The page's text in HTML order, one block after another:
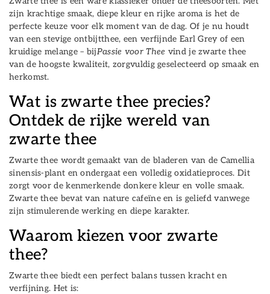
zijn krachtige smaak, diepe kleur en rijke aroma is het de
perfecte keuze voor elk moment van de dag. Of je nu houdt
van een stevige ontbijtthee, een verfijnde Earl Grey of een
kruidige melange – bijPassie voor Thee vind je zwarte thee
van de hoogste kwaliteit, zorgvuldig geselecteerd op smaak en
herkomst.
Wat is zwarte thee precies?
Ontdek de rijke wereld van
zwarte thee
Zwarte thee wordt gemaakt van de bladeren van de Camellia
sinensis-plant en ondergaat een volledig oxidatieproces. Dit
zorgt voor de kenmerkende donkere kleur en volle smaak.
Zwarte thee bevat van nature cafeïne en is geliefd vanwege
zijn stimulerende werking en diepe karakter.
Waarom kiezen voor zwarte
thee?
Zwarte thee biedt een perfect balans tussen kracht en
verfijning. Het is: